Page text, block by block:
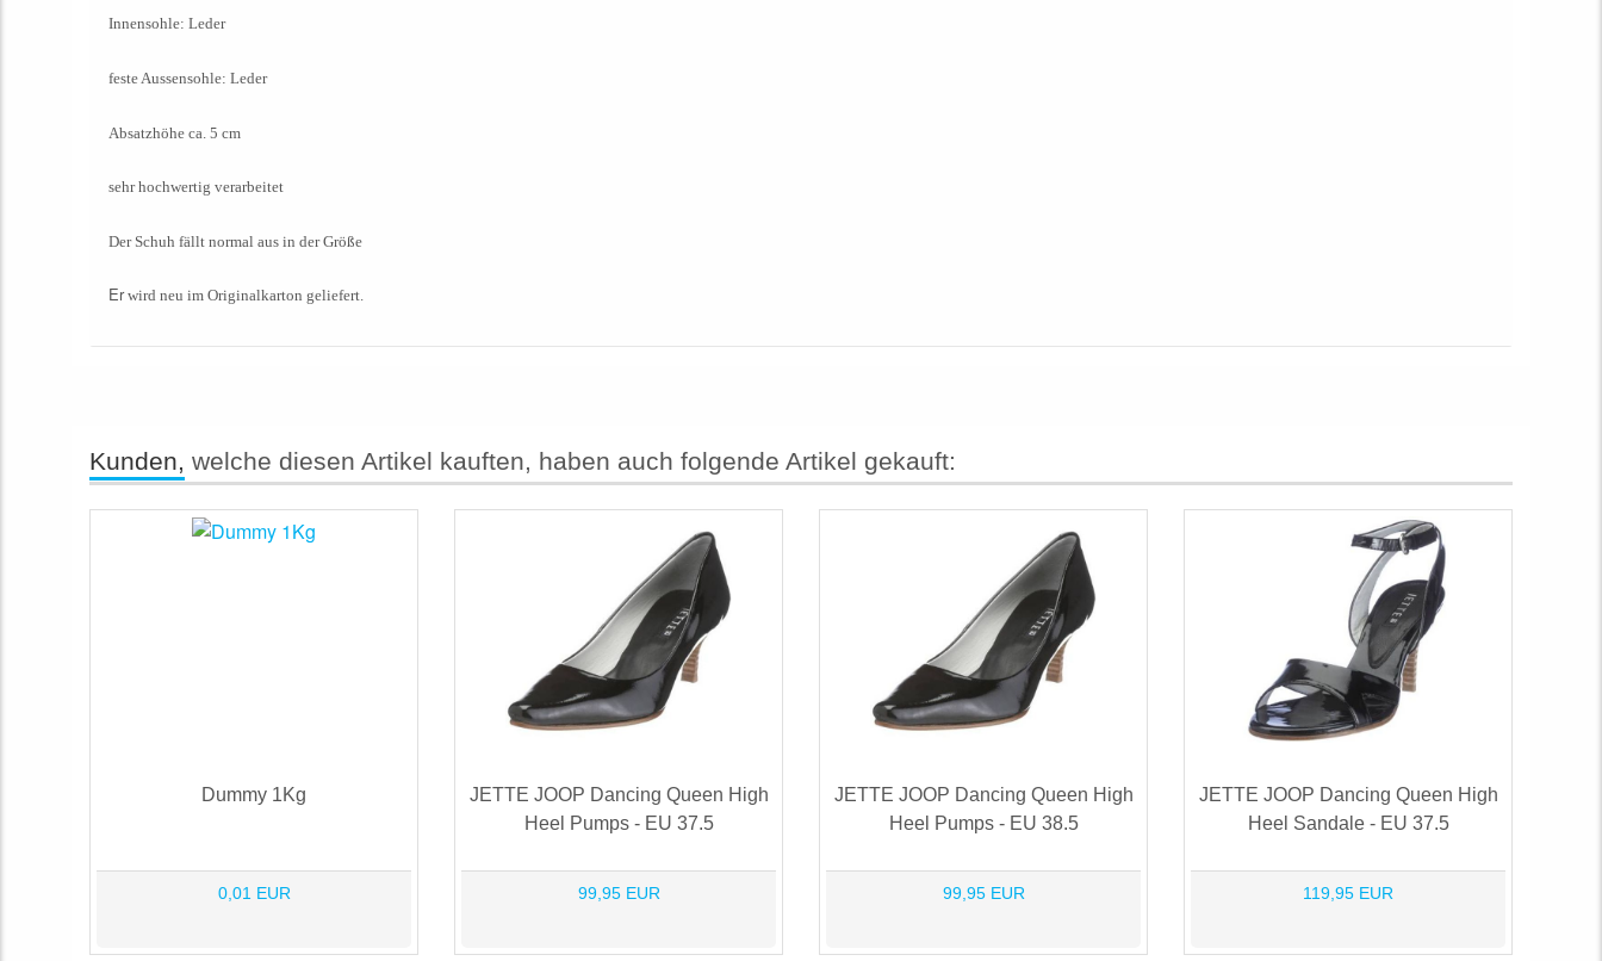
Innensohle: Leder
feste Aussensohle: Leder
Absatzhöhe ca. 5 cm
sehr hochwertig verarbeitet
Der Schuh fällt normal aus in der Größe
Erwird neu im Originalkarton geliefert.
Kunden, welche diesen Artikel kauften, haben auch folgende Artikel gekauft:
Dummy 1Kg
0,01 EUR
JETTE JOOP Dancing Queen High
Heel Pumps - EU 37.5
99,95 EUR
JETTE JOOP Dancing Queen High
Heel Pumps - EU 38.5
99,95 EUR
JETTE JOOP Dancing Queen High
Heel Sandale - EU 37.5
119,95 EUR